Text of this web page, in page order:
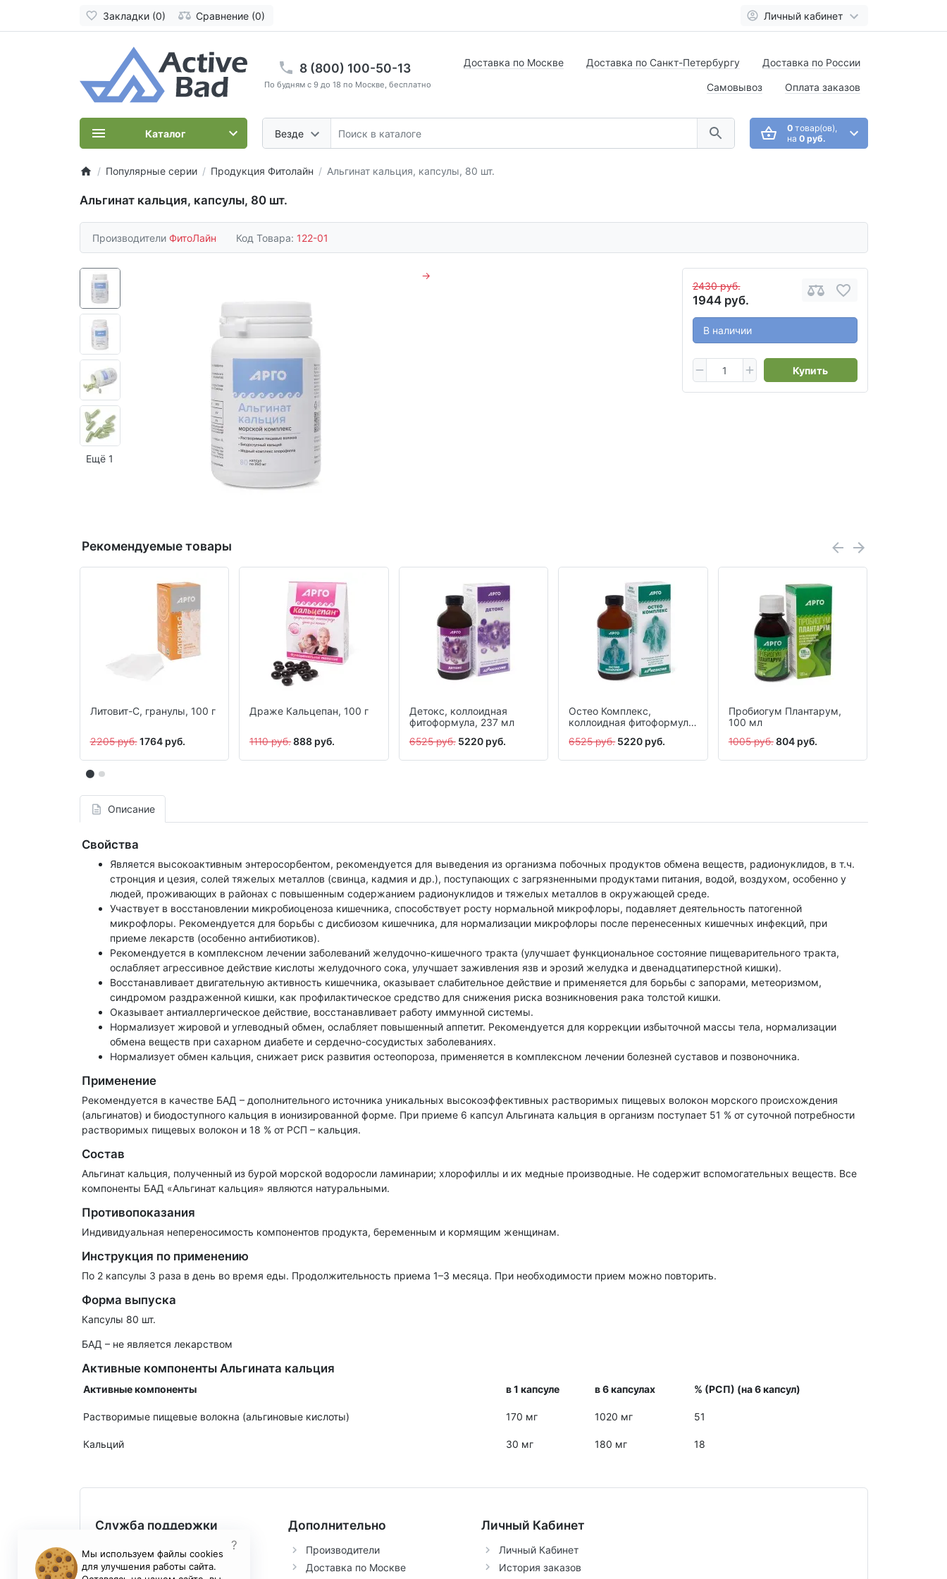
Закладки (0) Сравнение (0) Личный кабинет
8 (800) 100-50-13
По будням с 9 до 18 по Москве, бесплатно
Везде
Доставка по Москве Доставка по Санкт-Петербургу Доставка по России
Самовывоз Оплата заказов
0товар(ов),
на 0 руб.
Каталог
Популярные серии Продукция Фитолайн Альгинат кальция, капсулы, 80 шт.
Альгинат кальция, капсулы, 80 шт.
Производители ФитоЛайн Код Товара: 122-01
Ещё 1
2430 руб.
1944 руб.
В наличии
Купить
→
Рекомендуемые товары
Литовит-С, гранулы, 100 г
2205 руб. 1764 руб.
Драже Кальцепан, 100 г
1110 руб.888 руб.
Детокс, коллоидная
фитоформула, 237 мл
6525 руб. 5220 руб.
Остео Комплекс,
коллоидная фитоформула,
6525 руб. 5220 руб.
Пробиогум Плантарум,
100 мл
1005 руб.804 руб.
Описание
Свойства
Является высокоактивным энтеросорбентом, рекомендуется для выведения из организма побочных продуктов обмена веществ, радионуклидов, в т.ч.
стронция и цезия, солей тяжелых металлов (свинца, кадмия и др.), поступающих с загрязненными продуктами питания, водой, воздухом, особенно у
людей, проживающих в районах с повышенным содержанием радионуклидов и тяжелых металлов в окружающей среде.
Участвует в восстановлении микробиоценоза кишечника, способствует росту нормальной микрофлоры, подавляет деятельность патогенной
микрофлоры. Рекомендуется для борьбы с дисбиозом кишечника, для нормализации микрофлоры после перенесенных кишечных инфекций, при
приеме лекарств (особенно антибиотиков).
Рекомендуется в комплексном лечении заболеваний желудочно-кишечного тракта (улучшает функциональное состояние пищеварительного тракта,
ослабляет агрессивное действие кислоты желудочного сока, улучшает заживления язв и эрозий желудка и двенадцатиперстной кишки).
Восстанавливает двигательную активность кишечника, оказывает слабительное действие и применяется для борьбы с запорами, метеоризмом,
синдромом раздраженной кишки, как профилактическое средство для снижения риска возникновения рака толстой кишки.
Оказывает антиаллергическое действие, восстанавливает работу иммунной системы.
Нормализует жировой и углеводный обмен, ослабляет повышенный аппетит. Рекомендуется для коррекции избыточной массы тела, нормализации
обмена веществ при сахарном диабете и сердечно-сосудистых заболеваниях.
Нормализует обмен кальция, снижает риск развития остеопороза, применяется в комплексном лечении болезней суставов и позвоночника.
Применение
Рекомендуется в качестве БАД – дополнительного источника уникальных высокоэффективных растворимых пищевых волокон морского происхождения
(альгинатов) и биодоступного кальция в ионизированной форме. При приеме 6 капсул Альгината кальция в организм поступает 51 % от суточной потребности
растворимых пищевых волокон и 18 % от РСП – кальция.
Состав
Альгинат кальция, полученный из бурой морской водоросли ламинарии; хлорофиллы и их медные производные. Не содержит вспомогательных веществ. Все
компоненты БАД «Альгинат кальция» являются натуральными.
Противопоказания
Индивидуальная непереносимость компонентов продукта, беременным и кормящим женщинам.
Инструкция по применению
По 2 капсулы 3 раза в день во время еды. Продолжительность приема 1–3 месяца. При необходимости прием можно повторить.
Форма выпуска
Капсулы 80 шт.
БАД – не является лекарством
Активные компоненты Альгината кальция
Активные компоненты в 1 капсуле в 6 капсулах % (РСП) (на 6 капсул)
Растворимые пищевые волокна (альгиновые кислоты) 170 мг 1020 мг 51
Кальций 30 мг 180 мг 18
Служба поддержки
Контакты
Возврат товара
Дополнительно
Производители
Доставка по Москве
Личный Кабинет
Личный Кабинет
История заказов
Мы используем файлы cookies
для улучшения работы сайта.
?